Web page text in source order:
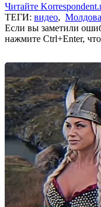
Читайте
ТЕГИ: видео, Молдова
Если вы заметили
нажмите Ctrl+Enter,